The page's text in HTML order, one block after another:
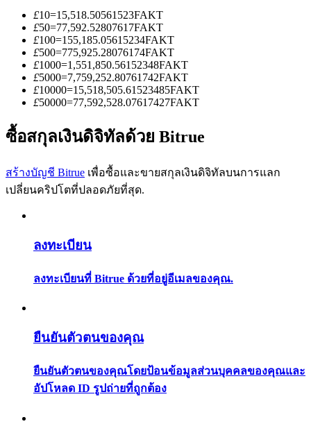
ข้อมูล
การวิเคราะห์ข้อมูลขนาดใหญ่ รวมถึงข้อมูลการค้า ฯลฯ
แนะนำ
กลยุทธ์การซื้อขาย
เรียนรู้วิธีการรักษาผลกำไร
£10=15,518.50561523FAKT
£50=77,592.52807617FAKT
£100=155,185.05615234FAKT
£500=775,925.28076174FAKT
£1000=1,551,850.56152348FAKT
£5000=7,759,252.80761742FAKT
£10000=15,518,505.61523485FAKT
£50000=77,592,528.07617427FAKT
ซื้อสกุลเงินดิจิทัลด้วย Bitrue
สร้างบัญชี Bitrue เพื่อซื้อและขายสกุลเงินดิจิทัลบนการแลก
เปลี่ยนคริปโตที่ปลอดภัยที่สุด.
ลงทะเบียน
ลงทะเบียนที่ Bitrue ด้วยที่อยู่อีเมลของคุณ.
ยืนยันตัวตนของคุณ
ยืนยันตัวตนของคุณโดยป้อนข้อมูลส่วนบุคคลของคุณและ
อัปโหลด ID รูปถ่ายที่ถูกต้อง